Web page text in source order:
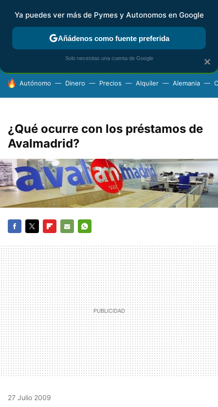
FISCALIDAD Y CONTABILIDAD KIT DIGITAL RENTA
HOY SE HABLA DE
Autónomo Dinero Precios Alquiler Alemania
¿Qué ocurre con los préstamos de
Avalmadrid?
MAIL
27 Julio 2009
×
Ya puedes ver más de Pymes y Autonomos en Google
Añádenos como fuente preferida
Solo necesitas una cuenta de Google